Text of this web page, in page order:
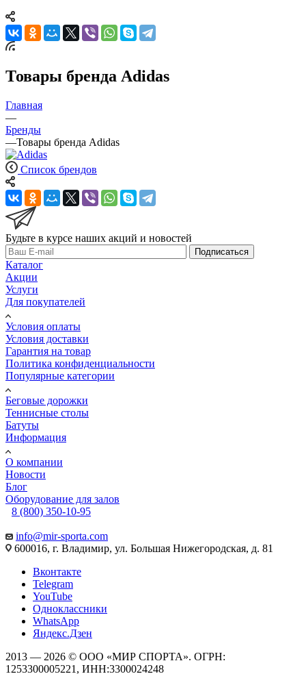
Товары бренда Adidas
Главная
—
Бренды
—Товары бренда Adidas
Список брендов
Будьте в курсе наших акций и новостей
Подписаться
Каталог
Акции
Услуги
Для покупателей
Условия оплаты
Условия доставки
Гарантия на товар
Политика конфиденциальности
Популярные категории
Беговые дорожки
Теннисные столы
Батуты
Информация
О компании
Новости
Блог
Оборудование для залов
8 (800) 350-10-95
info@mir-sporta.com
600016, г. Владимир, ул. Большая Нижегородская, д. 81
Вконтакте
Telegram
YouTube
Одноклассники
WhatsApp
Яндекс.Дзен
2013 — 2026 © ООО «МИР СПОРТА». ОГРН:
1253300005221, ИНН:3300024248